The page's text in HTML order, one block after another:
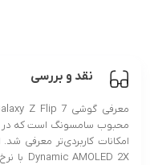
نقد و بررسی